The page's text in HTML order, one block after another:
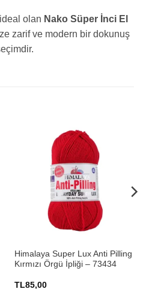
olan Nako Süper İnci El
zarif ve modern bir dokunuş
Himalaya Super Lux Anti Pilling
Kırmızı Örgü İpliği – 73434
TL85,00